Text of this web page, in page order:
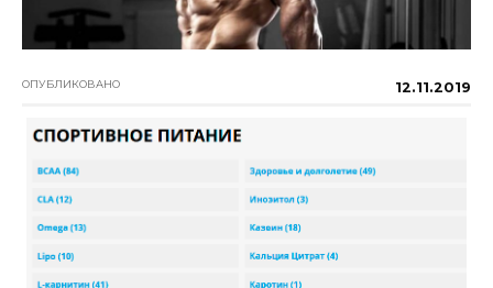
ОПУБЛИКОВАНО 12.11.2019